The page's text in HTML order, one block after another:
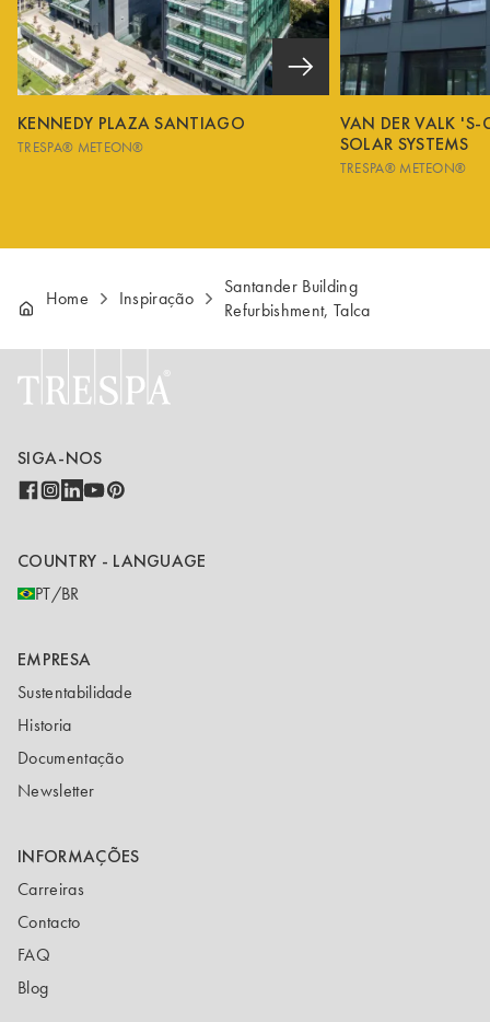
KENNEDY PLAZA SANTIAGO
TRESPA® METEON®
VAN DER VALK 'S-
SOLAR SYSTEMS
TRESPA® METEON®
Home Inspiração
Santander Building
Refurbishment, Talca
SIGA-NOS
COUNTRY - LANGUAGE
PT/BR
EMPRESA
Sustentabilidade
Historia
Documentação
Newsletter
INFORMAÇÕES
Carreiras
Contacto
FAQ
Blog